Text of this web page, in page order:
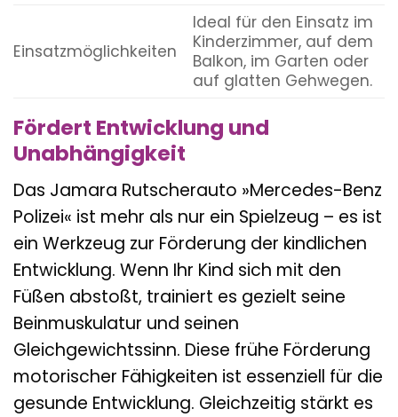
Einsatzmöglichkeiten
Ideal für den Einsatz im
Kinderzimmer, auf dem
Balkon, im Garten oder
auf glatten Gehwegen.
Fördert Entwicklung und
Unabhängigkeit
Das Jamara Rutscherauto »Mercedes-Benz
Polizei« ist mehr als nur ein Spielzeug – es ist
ein Werkzeug zur Förderung der kindlichen
Entwicklung. Wenn Ihr Kind sich mit den
Füßen abstoßt, trainiert es gezielt seine
Beinmuskulatur und seinen
Gleichgewichtssinn. Diese frühe Förderung
motorischer Fähigkeiten ist essenziell für die
gesunde Entwicklung. Gleichzeitig stärkt es